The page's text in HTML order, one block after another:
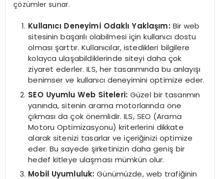
çözümler sunar.
Kullanıcı Deneyimi Odaklı Yaklaşım: Bir web
sitesinin başarılı olabilmesi için kullanıcı dostu
olması şarttır. Kullanıcılar, istedikleri bilgilere
kolayca ulaşabildiklerinde siteyi daha çok
ziyaret ederler. ILS, her tasarımında bu anlayışı
benimser ve kullanıcı deneyimini optimize eder.
SEO Uyumlu Web Siteleri: Güzel bir tasarımın
yanında, sitenin arama motorlarında öne
çıkması da çok önemlidir. ILS, SEO (Arama
Motoru Optimizasyonu) kriterlerini dikkate
alarak sitenizi tasarlar ve içeriğinizi optimize
eder. Bu sayede şirketinizin daha geniş bir
hedef kitleye ulaşması mümkün olur.
Mobil Uyumluluk: Günümüzde, web trafiğinin